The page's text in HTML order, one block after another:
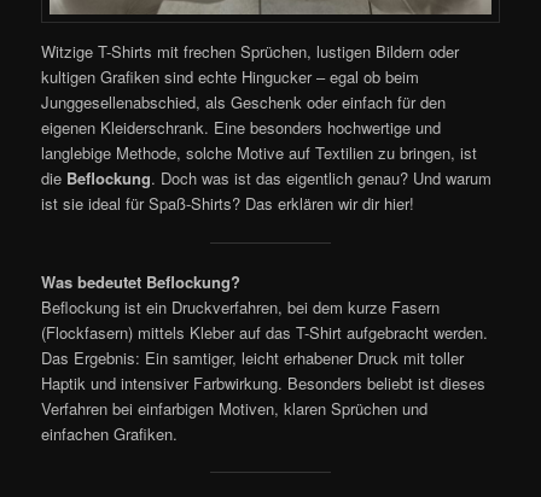
Witzige T-Shirts mit frechen Sprüchen, lustigen Bildern oder
kultigen Grafiken sind echte Hingucker – egal ob beim
Junggesellenabschied, als Geschenk oder einfach für den
eigenen Kleiderschrank. Eine besonders hochwertige und
langlebige Methode, solche Motive auf Textilien zu bringen, ist
die Beflockung. Doch was ist das eigentlich genau? Und warum
ist sie ideal für Spaß-Shirts? Das erklären wir dir hier!
Was bedeutet Beflockung?
Beflockung ist ein Druckverfahren, bei dem kurze Fasern
(Flockfasern) mittels Kleber auf das T-Shirt aufgebracht werden.
Das Ergebnis: Ein samtiger, leicht erhabener Druck mit toller
Haptik und intensiver Farbwirkung. Besonders beliebt ist dieses
Verfahren bei einfarbigen Motiven, klaren Sprüchen und
einfachen Grafiken.